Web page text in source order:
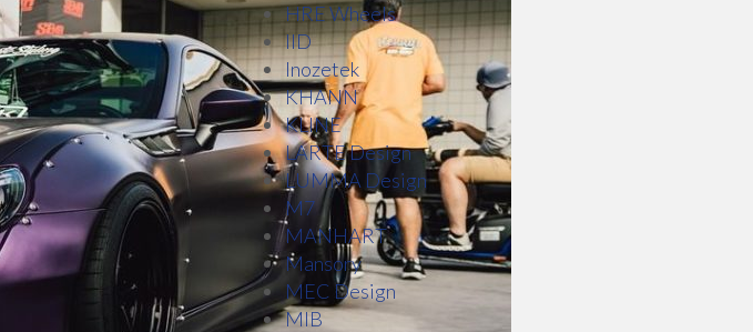
HRE Wheels
IID
Inozetek
KHANN
KLINE
LARTE Design
LUMMA Design
M7
MANHART
Mansory
MEC Design
MIB